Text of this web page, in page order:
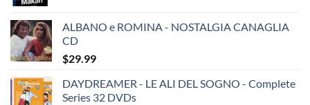
ALBANO e ROMINA - NOSTALGIA CANAGLIA
CD
$29.99
DAYDREAMER - LE ALI DEL SOGNO - Complete
Series 32 DVDs